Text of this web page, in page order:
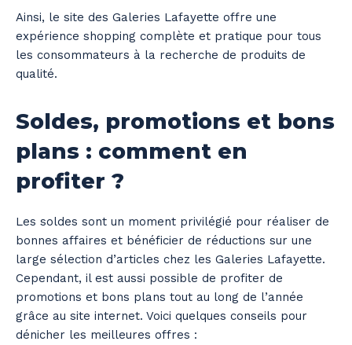
Ainsi, le site des Galeries Lafayette offre une
expérience shopping complète et pratique pour tous
les consommateurs à la recherche de produits de
qualité.
Soldes, promotions et bons
plans : comment en
profiter ?
Les soldes sont un moment privilégié pour réaliser de
bonnes affaires et bénéficier de réductions sur une
large sélection d’articles chez les Galeries Lafayette.
Cependant, il est aussi possible de profiter de
promotions et bons plans tout au long de l’année
grâce au site internet. Voici quelques conseils pour
dénicher les meilleures offres :